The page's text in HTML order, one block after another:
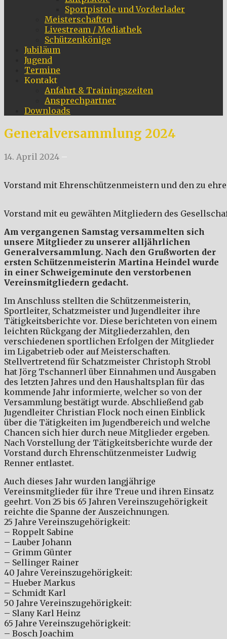
Sportpistole und Vorderlader
Meisterschaften
Livestream / Mediathek
Schützenkönige
Jubiläum
Jugend
Termine
Kontakt
Anfahrt & Trainingszeiten
Ansprechpartner
Downloads
Generalversammlung 2024
14. April 2024 –
Vorstand mit Ehrenschützenmeistern und den zu
Vorstand mit eu gewähten Mitgliedern des
Am vergangenen Samstag versammelten sich
unsere Mitglieder zu unserer alljährlichen
Generalversammlung. Nach den Grußworten der
ersten Schützenmeisterin Martina Heindel wurde
in einer Schweigeminute den verstorbenen
Vereinsmitgliedern gedacht.
Im Anschluss stellten die Schützenmeisterin,
Sportleiter, Schatzmeister und Jugendleiter ihre
Tätigkeitsberichte vor. Diese berichteten von einem
leichten Rückgang der Mitgliederzahlen, den
verschiedenen sportlichen Erfolgen der Mitglieder
im Ligabetrieb oder auf Meisterschaften.
Stellvertretend für Schatzmeister Christoph Strobl
hat Jörg Tschannerl über Einnahmen und Ausgaben
des letzten Jahres und den Haushaltsplan für das
kommende Jahr informierte, welcher so von der
Versammlung bestätigt wurde. Abschließend gab
Jugendleiter Christian Flock noch einen Einblick
über die Tätigkeiten im Jugendbereich und welche
Chancen sich hier durch neue Mitglieder ergeben.
Nach Vorstellung der Tätigkeitsberichte wurde der
Vorstand durch Ehrenschützenmeister Ludwig
Renner entlastet.
Auch dieses Jahr wurden langjährige
Vereinsmitglieder für ihre Treue und ihren Einsatz
geehrt. Von 25 bis 65 Jahren Vereinszugehörigkeit
reichte die Spanne der Auszeichnungen.
25 Jahre Vereinszugehörigkeit:
– Roppelt Sabine
– Lauber Johann
– Grimm Günter
– Sellinger Rainer
40 Jahre Vereinszugehörigkeit:
– Hueber Markus
– Schmidt Karl
50 Jahre Vereinszugehörigkeit:
– Slany Karl Heinz
65 Jahre Vereinszugehörigkeit:
– Bosch Joachim